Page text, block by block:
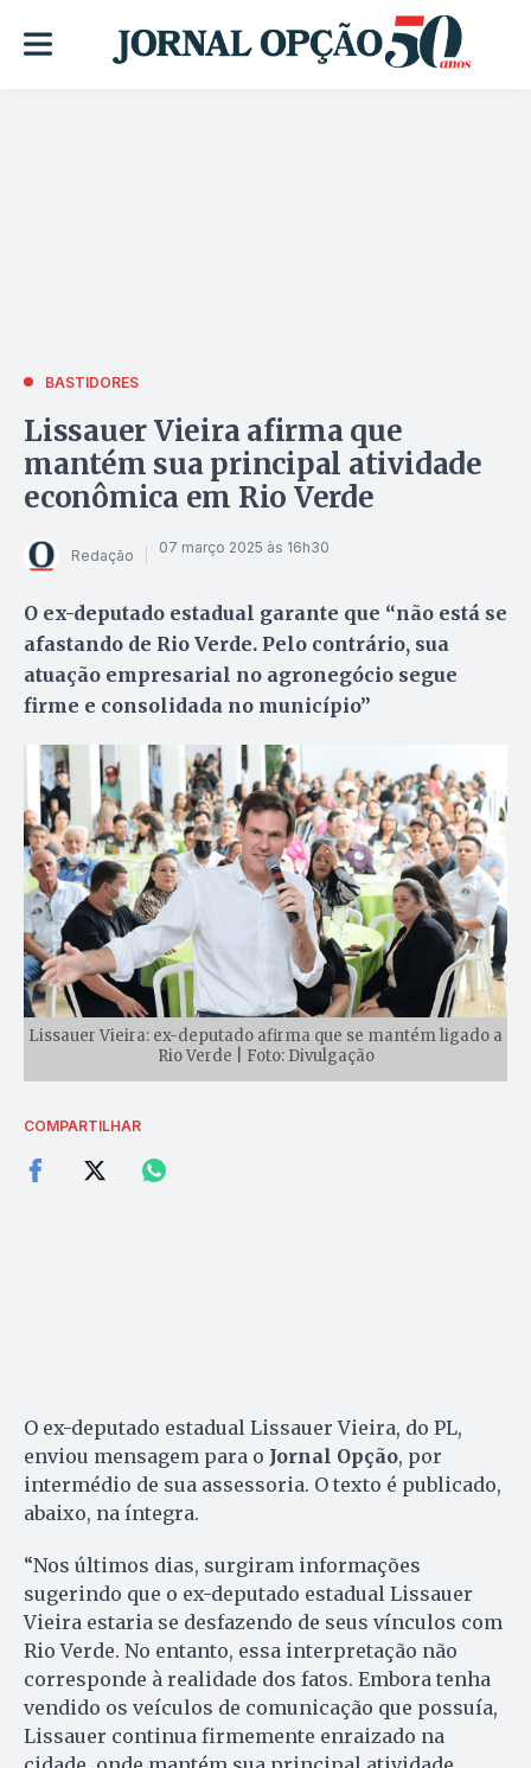
BASTIDORES
Lissauer Vieira afirma que
mantém sua principal atividade
econômica em Rio Verde
Redação 07 março 2025 às 16h30
O ex-deputado estadual garante que “não está se
afastando de Rio Verde. Pelo contrário, sua
atuação empresarial no agronegócio segue
firme e consolidada no município”
Lissauer Vieira: ex-deputado afirma que se mantém ligado a
Rio Verde | Foto: Divulgação
COMPARTILHAR
O ex-deputado estadual Lissauer Vieira, do PL,
enviou mensagem para o Jornal Opção, por
intermédio de sua assessoria. O texto é publicado,
abaixo, na íntegra.
“Nos últimos dias, surgiram informações
sugerindo que o ex-deputado estadual Lissauer
Vieira estaria se desfazendo de seus vínculos com
Rio Verde. No entanto, essa interpretação não
corresponde à realidade dos fatos. Embora tenha
vendido os veículos de comunicação que possuía,
Lissauer continua firmemente enraizado na